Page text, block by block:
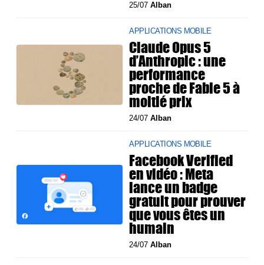
25/07Alban
APPLICATIONS MOBILE
Claude Opus 5
d’Anthropic : une
performance
proche de Fable 5 à
moitié prix
24/07Alban
APPLICATIONS MOBILE
Facebook Verified
en vidéo : Meta
lance un badge
gratuit pour prouver
que vous êtes un
humain
24/07Alban